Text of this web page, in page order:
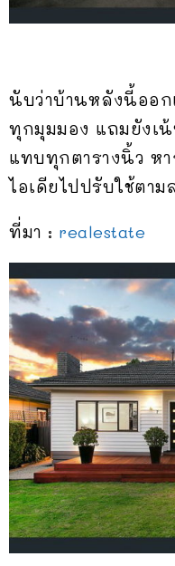
นับว่าบ้านหลังนี้ออก
ทุกมุมมอง แถมยังเ
แทบทุกตารางนิ้ว ห
ไอเดียไปปรับใช้ตา
ที่มา : realestate